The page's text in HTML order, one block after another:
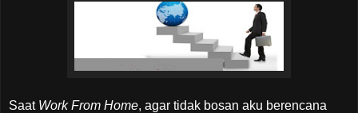
Saat Work From Home, agar tidak bosan aku berencana